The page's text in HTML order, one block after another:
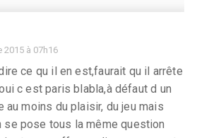
2015 à 07h16
ce qu il en est,faurait qu il arrête
c est paris blabla,à défaut d un
au moins du plaisir, du jeu mais
se pose tous la même question